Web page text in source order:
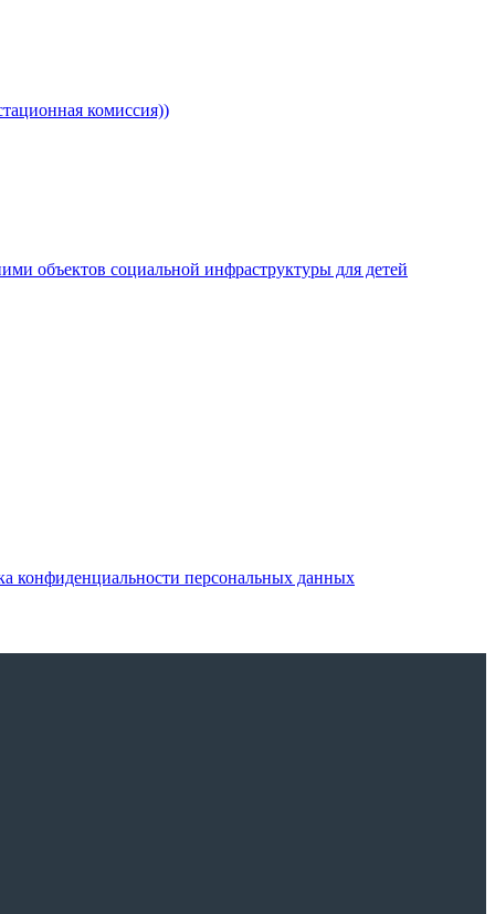
комиссия))
объектов социальной инфраструктуры для детей
конфиденциальности персональных данных